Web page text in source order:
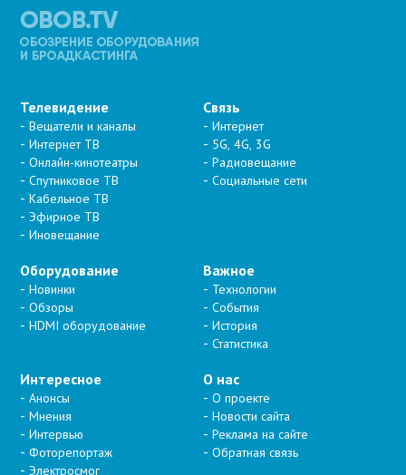
Телевидение
Вещатели и каналы
Интернет ТВ
Онлайн-кинотеатры
Спутниковое ТВ
Кабельное ТВ
Эфирное ТВ
Иновещание
Связь
Интернет
5G, 4G, 3G
Радиовещание
Социальные сети
Оборудование
Новинки
Обзоры
HDMI оборудование
Важное
Технологии
События
История
Статистика
Интересное
Анонсы
Мнения
Интервью
Фоторепортаж
Электросмог
О нас
О проекте
Новости сайта
Реклама на сайте
Обратная связь